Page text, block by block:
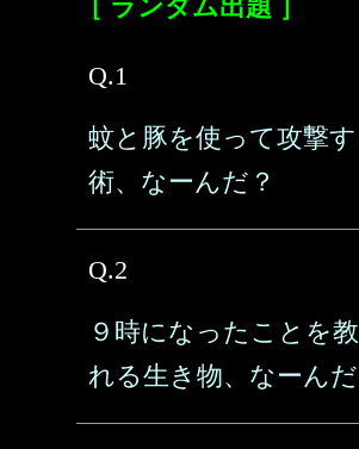
［ ランダム出題 ］
Q.1
蚊と豚を使って攻撃
術、なーんだ？
Q.2
９時になったことを
れる生き物、なーんだ